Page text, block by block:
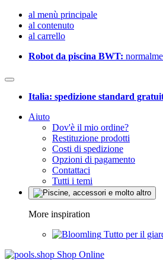
al menù principale
al contenuto
al carrello
Robot da piscina BWT:
Italia: spedizione standard
Aiuto
Dov'è il mio ordine?
Restituzione prodotti
Costi di spedizione
Opzioni di pagamento
Contattaci
Tutti i temi
More inspiration
Tutto per il